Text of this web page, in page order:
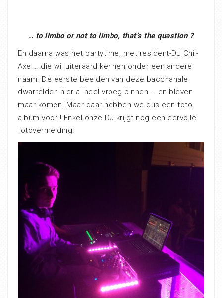
.. to limbo or not to limbo, that’s the question ?
En daarna was het partytime, met resident-DJ Chil-
Axe … die wij uiteraard kennen onder een andere
naam. De eerste beelden van deze bacchanale
dwarrelden hier al heel vroeg binnen … en bleven
maar komen. Maar daar hebben we dus een foto-
album voor ! Enkel onze DJ krijgt nog een eervolle
fotovermelding.